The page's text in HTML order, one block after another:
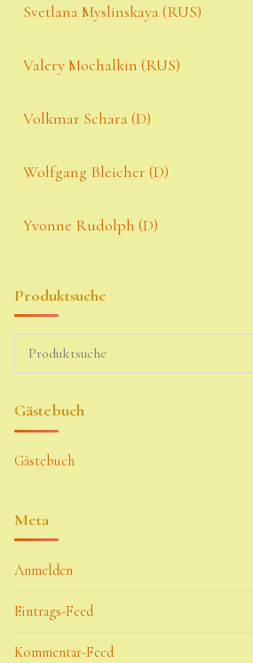
Svetlana Myslinskaya (RUS)
Valery Mochalkin (RUS)
Volkmar Schara (D)
Wolfgang Bleicher (D)
Yvonne Rudolph (D)
Produktsuche
Gästebuch
Gästebuch
Meta
Anmelden
Eintrags-Feed
Kommentar-Feed